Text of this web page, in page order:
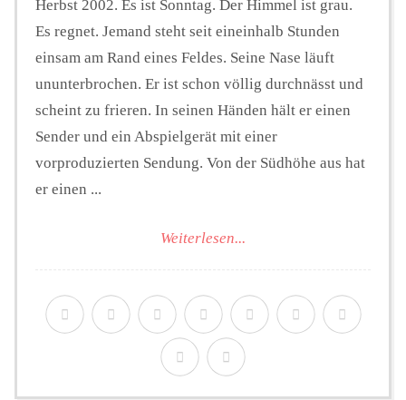
Herbst 2002. Es ist Sonntag. Der Himmel ist grau.
Es regnet. Jemand steht seit eineinhalb Stunden
einsam am Rand eines Feldes. Seine Nase läuft
ununterbrochen. Er ist schon völlig durchnässt und
scheint zu frieren. In seinen Händen hält er einen
Sender und ein Abspielgerät mit einer
vorproduzierten Sendung. Von der Südhöhe aus hat
er einen ...
Weiterlesen...